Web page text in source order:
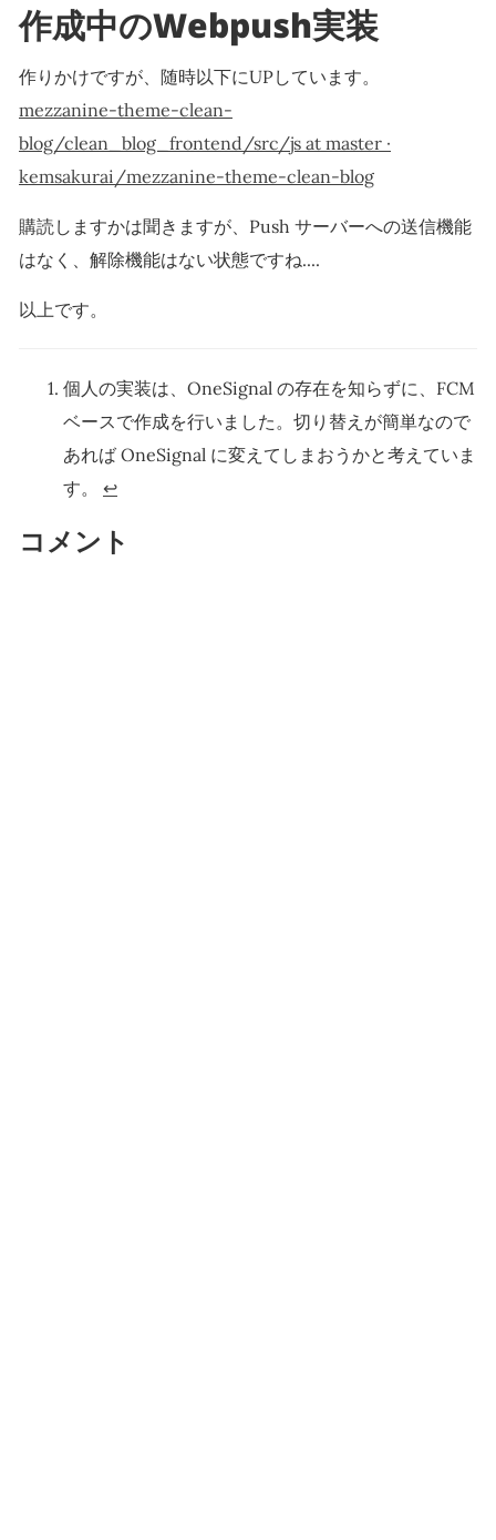
作成中のWebpush実装
作りかけですが、随時以下にUPしています。
mezzanine-theme-clean-
blog/clean_blog_frontend/src/js at master ·
kemsakurai/mezzanine-theme-clean-blog
購読しますかは聞きますが、Push サーバーへの送信機能
はなく、解除機能はない状態ですね....
以上です。
個人の実装は、OneSignal の存在を知らずに、FCM
ベースで作成を行いました。切り替えが簡単なので
あれば OneSignal に変えてしまおうかと考えていま
す。 ↩
コメント